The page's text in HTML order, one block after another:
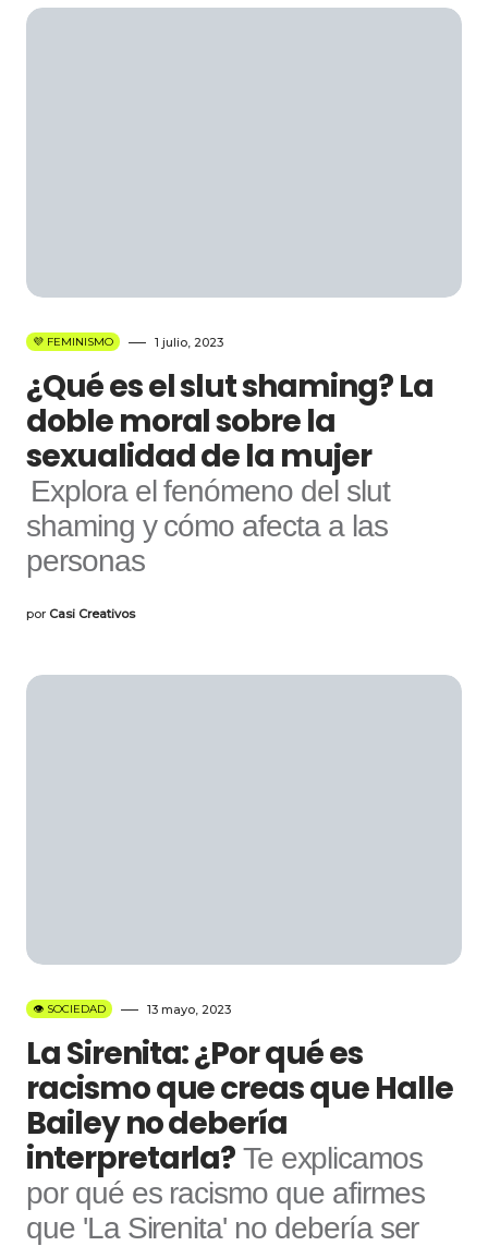
💜 FEMINISMO 1 julio, 2023
¿Qué es el slut shaming? La
doble moral sobre la
sexualidad de la mujer
Explora el fenómeno del slut
shaming y cómo afecta a las
personas
por Casi Creativos
👁️ SOCIEDAD 13 mayo, 2023
La Sirenita: ¿Por qué es
racismo que creas que Halle
Bailey no debería
interpretarla? Te explicamos
por qué es racismo que afirmes
que 'La Sirenita' no debería ser